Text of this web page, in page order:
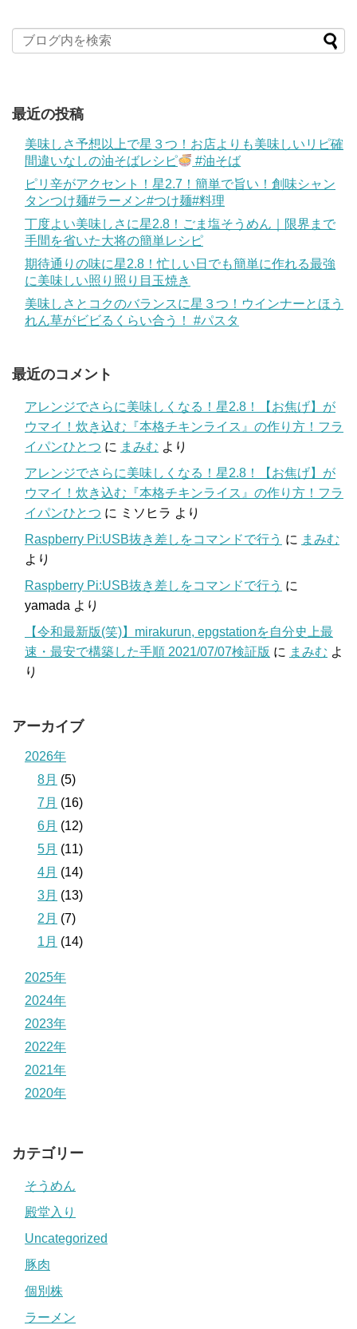
最近の投稿
美味しさ予想以上で星３つ！お店よりも美味しいリピ確
間違いなしの油そばレシピ
#油そば
ピリ辛がアクセント！星2.7！簡単で旨い！創味シャン
タンつけ麺#ラーメン#つけ麺#料理
丁度よい美味しさに星2.8！ごま塩そうめん｜限界まで
手間を省いた大将の簡単レシピ
期待通りの味に星2.8！忙しい日でも簡単に作れる最強
に美味しい照り照り目玉焼き
美味しさとコクのバランスに星３つ！ウインナーとほう
れん草がビビるくらい合う！ #パスタ
最近のコメント
アレンジでさらに美味しくなる！星2.8！【お焦げ】が
ウマイ！炊き込む『本格チキンライス』の作り方！フラ
イパンひとつ に まみむ より
アレンジでさらに美味しくなる！星2.8！【お焦げ】が
ウマイ！炊き込む『本格チキンライス』の作り方！フラ
イパンひとつ に ミソヒラ より
Raspberry Pi:USB抜き差しをコマンドで行う に まみむ
より
Raspberry Pi:USB抜き差しをコマンドで行う に
yamada より
【令和最新版(笑)】mirakurun, epgstationを自分史上最
速・最安で構築した手順 2021/07/07検証版 に まみむ よ
り
アーカイブ
2026年
8月 (5)
7月 (16)
6月 (12)
5月 (11)
4月 (14)
3月 (13)
2月 (7)
1月 (14)
2025年
2024年
2023年
2022年
2021年
2020年
カテゴリー
そうめん
殿堂入り
Uncategorized
豚肉
個別株
ラーメン